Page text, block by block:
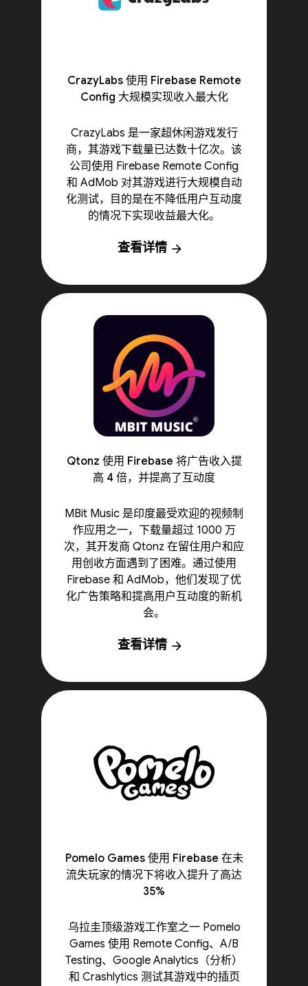
CrazyLabs 使用 Firebase Remote
Config 大规模实现收入最大化
CrazyLabs 是一家超休闲游戏发行
商，其游戏下载量已达数十亿次。该
公司使用 Firebase Remote Config
和 AdMob 对其游戏进行大规模自动
化测试，目的是在不降低用户互动度
的情况下实现收益最大化。
查看详情 arrow_forward
Qtonz 使用 Firebase 将广告收入提
高 4 倍，并提高了互动度
MBit Music 是印度最受欢迎的视频制
作应用之一，下载量超过 1000 万
次，其开发商 Qtonz 在留住用户和应
用创收方面遇到了困难。通过使用
Firebase 和 AdMob，他们发现了优
化广告策略和提高用户互动度的新机
会。
查看详情 arrow_forward
Pomelo Games 使用 Firebase 在未
流失玩家的情况下将收入提升了高达
35%
乌拉圭顶级游戏工作室之一 Pomelo
Games 使用 Remote Config、A/B
Testing、Google Analytics（分析）
和 Crashlytics 测试其游戏中的插页